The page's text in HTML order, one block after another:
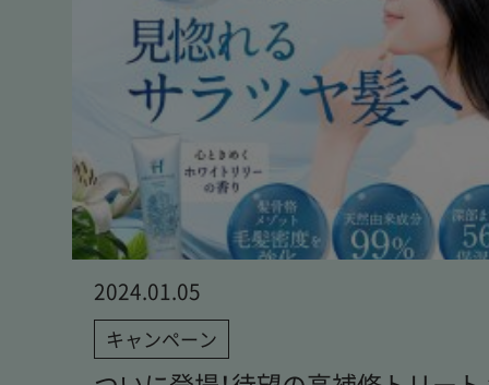
2024.01.05
キャンペーン